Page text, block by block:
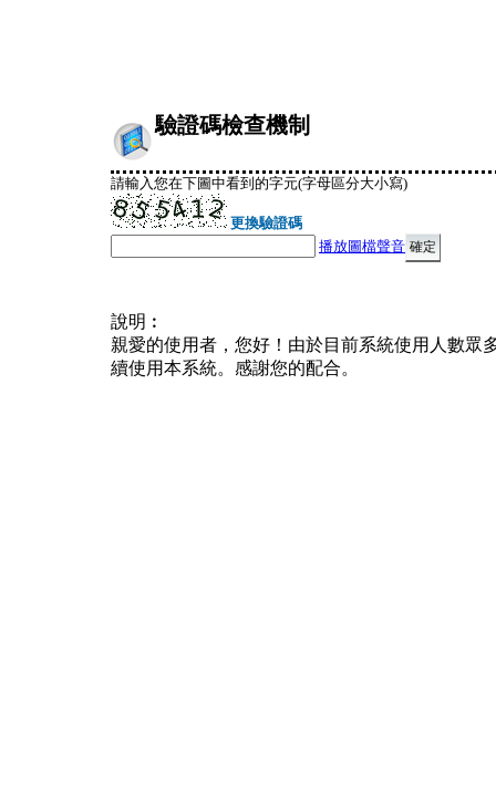
驗證碼檢查機制
請輸入您在下圖中看到的字元(字母區分大小寫)
更換驗證碼
播放圖檔聲音
說明︰
親愛的使用者，您好！由於目前系統使用人數眾
續使用本系統。感謝您的配合。